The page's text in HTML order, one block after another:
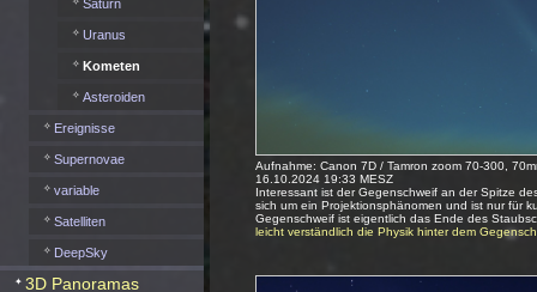
Saturn
Uranus
Kometen
Asteroiden
Ereignisse
Supernovae
variable
Satelliten
DeepSky
3D Panoramas
Aufnahme: Canon 7D / Tamron zoom 70-300,
16.10.2024 19:33 MESZ
Interessant ist der Gegenschweif an der Spitze
sich um ein Projektionsphänomen und ist nur für
Gegenschweif ist eigentlich das Ende des
leicht verständlich die Physik hinter dem